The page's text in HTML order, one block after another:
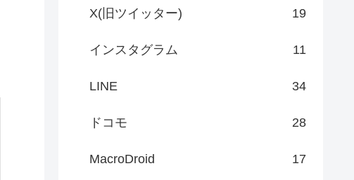
X(旧ツイッター) 19
インスタグラム 11
LINE 34
ドコモ 28
MacroDroid 17